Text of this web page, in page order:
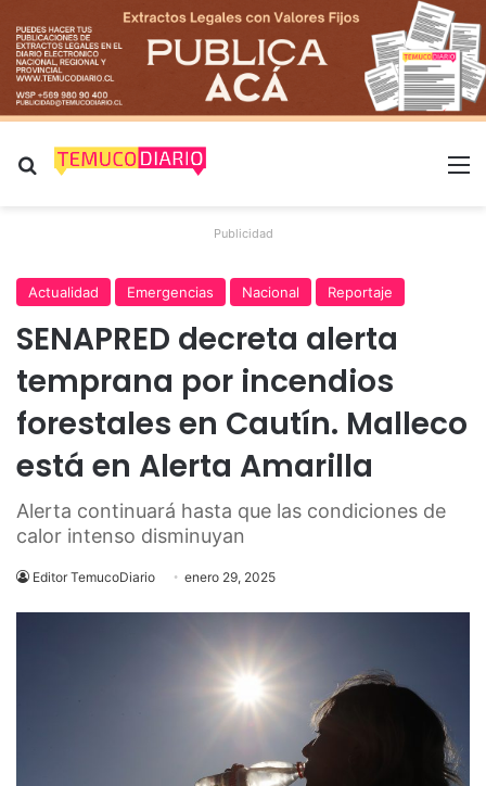
Buscar por
Publicidad
Actualidad Emergencias Nacional Reportaje
SENAPRED decreta alerta
temprana por incendios
forestales en Cautín. Malleco
está en Alerta Amarilla
Alerta continuará hasta que las condiciones de
calor intenso disminuyan
Editor TemucoDiario enero 29, 2025